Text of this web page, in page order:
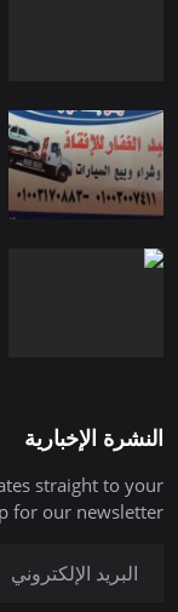
النشرة الإخبارية
straight to your
for our newsletter.